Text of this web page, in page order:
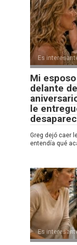
Es
Mi
delante
le
Greg dejó caer
entendía qué
Es